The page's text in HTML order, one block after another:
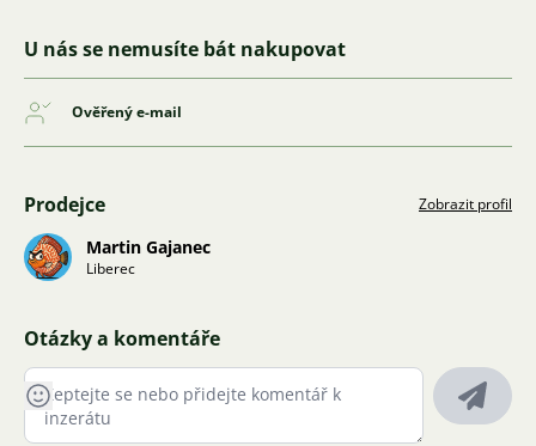
U nás se nemusíte bát nakupovat
Ověřený e-mail
Prodejce Zobrazit profil
Martin Gajanec
Liberec
Otázky a komentáře